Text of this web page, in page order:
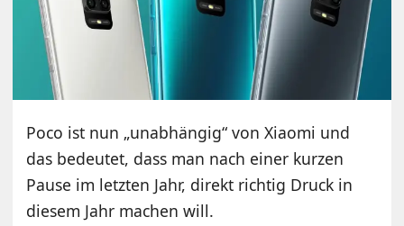
Poco ist nun „unabhängig“ von Xiaomi und
das bedeutet, dass man nach einer kurzen
Pause im letzten Jahr, direkt richtig Druck in
diesem Jahr machen will.